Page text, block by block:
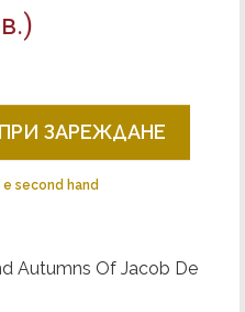
ЗАРЕЖДАНЕ
second hand
Autumns Of Jacob De